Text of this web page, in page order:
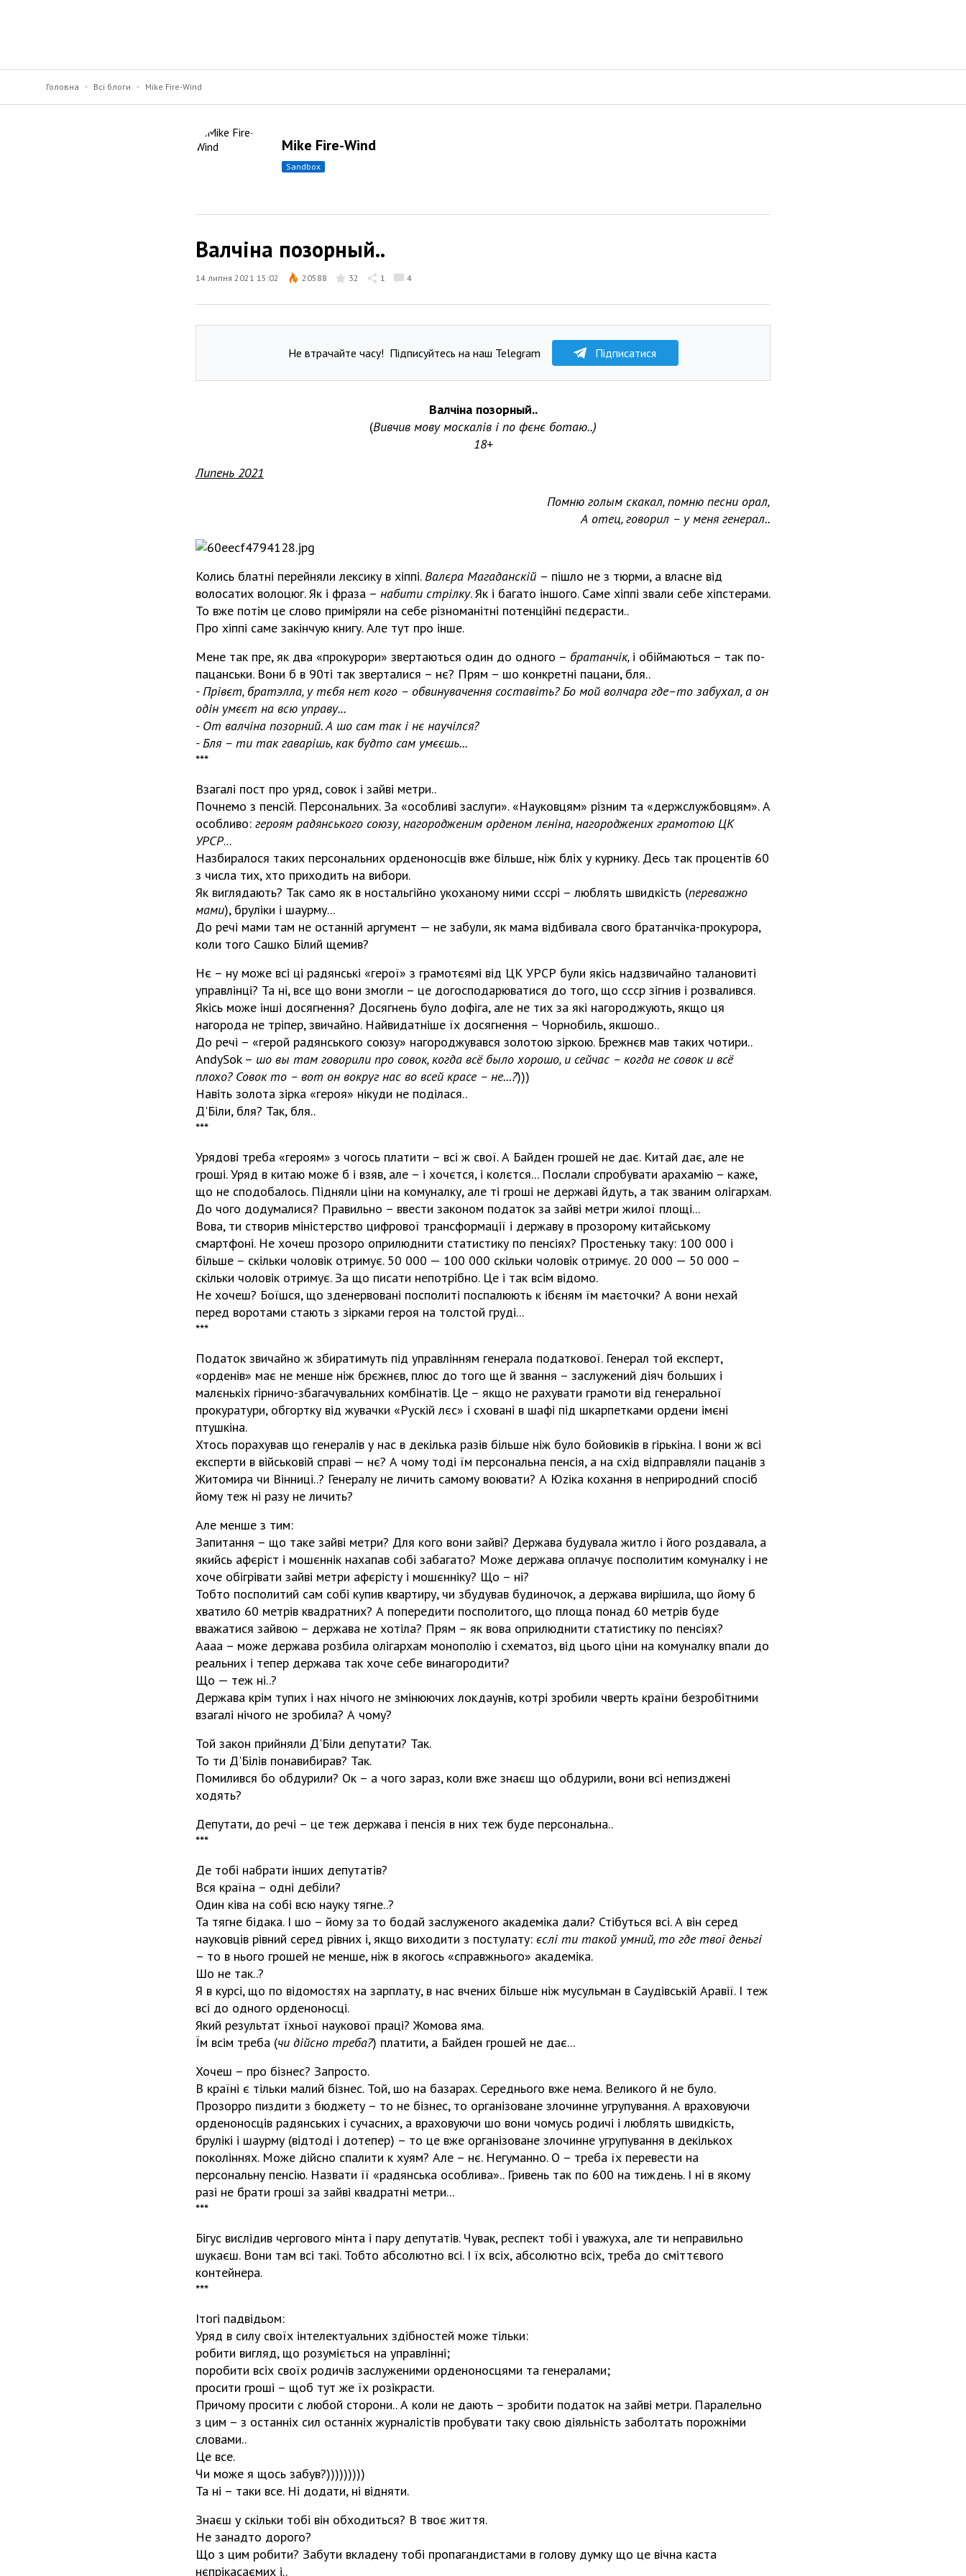
Головна Всі блоги Mike Fire-Wind
Mike Fire-Wind
sandbox
Валчіна позорный..
14 липня 2021 15:02 20588 32 1 4
Не втрачайте часу! Підписуйтесь на наш Telegram Підписатися
Валчіна позорный..
(Вивчив мову москалів і по фєнє ботаю..)
18+
Липень 2021
Помню голым скакал, помню песни орал,
А отец, говорил – у меня генерал..
Колись блатні перейняли лексику в хіппі. Валєра Магаданскій – пішло не з тюрми, а власне від
волосатих волоцюг. Як і фраза – набити стрілку. Як і багато іншого. Саме хіппі звали себе хіпстерами.
То вже потім це слово приміряли на себе різноманітні потенційні пєдєрасти..
Про хіппі саме закінчую книгу. Але тут про інше.
Мене так пре, як два «прокурори» звертаються один до одного – братанчік, і обіймаються – так по-
пацанськи. Вони б в 90ті так зверталися – нє? Прям – шо конкретні пацани, бля..
- Прівєт, братэлла, у тєбя нєт кого – обвинувачення составіть? Бо мой волчара где–то забухал, а он
одін умєєт на всю управу...
- От валчіна позорний. А шо сам так і нє научілся?
- Бля – ти так гаварішь, как будто сам умєєшь...
***
Взагалі пост про уряд, совок і зайві метри..
Почнемо з пенсій. Персональних. За «особливі заслуги». «Науковцям» різним та «держслужбовцям». А
особливо: героям радянського союзу, нагородженим орденом лєніна, нагороджених грамотою ЦК
УРСР...
Назбиралося таких персональних орденоносців вже більше, ніж бліх у курнику. Десь так процентів 60
з числа тих, хто приходить на вибори.
Як виглядають? Так само як в ностальгійно укоханому ними сссрі – люблять швидкість (переважно
мами), бруліки і шаурму...
До речі мами там не останній аргумент — не забули, як мама відбивала свого братанчіка-прокурора,
коли того Сашко Білий щемив?
Нє – ну може всі ці радянські «герої» з грамотєямі від ЦК УРСР були якісь надзвичайно талановиті
управлінці? Та ні, все що вони змогли – це догосподарюватися до того, що ссср зігнив і розвалився.
Якісь може інші досягнення? Досягнень було дофіга, але не тих за які нагороджують, якщо ця
нагорода не тріпер, звичайно. Найвидатніше їх досягнення – Чорнобиль, якшошо..
До речі – «герой радянського союзу» нагороджувався золотою зіркою. Брежнєв мав таких чотири..
AndySok – шо вы там говорили про совок, когда всё было хорошо, и сейчас – когда не совок и всё
плохо? Совок то – вот он вокруг нас во всей красе – не...?)))
Навіть золота зірка «героя» нікуди не поділася..
Д'Біли, бля? Так, бля..
***
Урядові треба «героям» з чогось платити – всі ж свої. А Байден грошей не дає. Китай дає, але не
гроші. Уряд в китаю може б і взяв, але – і хочєтся, і колєтся... Послали спробувати арахамію – каже,
що не сподобалось. Підняли ціни на комуналку, але ті гроші не державі йдуть, а так званим олігархам.
До чого додумалися? Правильно – ввести законом податок за зайві метри жилої площі...
Вова, ти створив міністерство цифрової трансформації і державу в прозорому китайському
смартфоні. Не хочеш прозоро оприлюднити статистику по пенсіях? Простеньку таку: 100 000 і
більше – скільки чоловік отримує. 50 000 — 100 000 скільки чоловік отримує. 20 000 — 50 000 –
скільки чоловік отримує. За що писати непотрібно. Це і так всім відомо.
Не хочеш? Боїшся, що зденервовані посполиті поспалюють к ібєням їм маєточки? А вони нехай
перед воротами стають з зірками героя на толстой груді...
***
Податок звичайно ж збиратимуть під управлінням генерала податкової. Генерал той експерт,
«орденів» має не менше ніж брєжнєв, плюс до того ще й звання – заслужений діяч больших і
малєнькіх гірничо-збагачувальних комбінатів. Це – якщо не рахувати грамоти від генеральної
прокуратури, обгортку від жувачки «Рускій лєс» і сховані в шафі під шкарпетками ордени імєні
птушкіна.
Хтось порахував що генералів у нас в декілька разів більше ніж було бойовиків в гірькіна. І вони ж всі
експерти в військовій справі — нє? А чому тоді їм персональна пенсія, а на схід відправляли пацанів з
Житомира чи Вінниці..? Генералу не личить самому воювати? А Юzіка кохання в неприродний спосіб
йому теж ні разу не личить?
Але менше з тим:
Запитання – що таке зайві метри? Для кого вони зайві? Держава будувала житло і його роздавала, а
якийсь афєріст і мошєннік нахапав собі забагато? Може держава оплачує посполитим комуналку і не
хоче обігрівати зайві метри афєрісту і мошєнніку? Що – ні?
Тобто посполитий сам собі купив квартиру, чи збудував будиночок, а держава вирішила, що йому б
хватило 60 метрів квадратних? А попередити посполитого, що площа понад 60 метрів буде
вважатися зайвою – держава не хотіла? Прям – як вова оприлюднити статистику по пенсіях?
Аааа – може держава розбила олігархам монополію і схематоз, від цього ціни на комуналку впали до
реальних і тепер держава так хоче себе винагородити?
Що — теж ні..?
Держава крім тупих і нах нічого не змінюючих локдаунів, котрі зробили чверть країни безробітними
взагалі нічого не зробила? А чому?
Той закон прийняли Д'Біли депутати? Так.
То ти Д'Білів понавибирав? Так.
Помилився бо обдурили? Ок – а чого зараз, коли вже знаєш що обдурили, вони всі непизджені
ходять?
Депутати, до речі – це теж держава і пенсія в них теж буде персональна..
***
Де тобі набрати інших депутатів?
Вся країна – одні дебіли?
Один ківа на собі всю науку тягне..?
Та тягне бідака. І шо – йому за то бодай заслуженого академіка дали? Стібуться всі. А він серед
науковців рівний серед рівних і, якщо виходити з постулату: єслі ти такой умний, то где твої деньгі
– то в нього грошей не менше, ніж в якогось «справжнього» академіка.
Шо не так..?
Я в курсі, що по відомостях на зарплату, в нас вчених більше ніж мусульман в Саудівській Аравії. І теж
всі до одного орденоносці.
Який результат їхньої наукової праці? Жомова яма.
Їм всім треба (чи дійсно треба?) платити, а Байден грошей не дає...
Хочеш – про бізнес? Запросто.
В країні є тільки малий бізнес. Той, шо на базарах. Середнього вже нема. Великого й не було.
Прозорро пиздити з бюджету – то не бізнес, то організоване злочинне угрупування. А враховуючи
орденоносців радянських і сучасних, а враховуючи шо вони чомусь родичі і люблять швидкість,
брулікі і шаурму (відтоді і дотепер) – то це вже організоване злочинне угрупування в декількох
поколіннях. Може дійсно спалити к хуям? Але – нє. Негуманно. О – треба їх перевести на
персональну пенсію. Назвати її «радянська особлива».. Гривень так по 600 на тиждень. І ні в якому
разі не брати гроші за зайві квадратні метри...
***
Бігус вислідив чергового мінта і пару депутатів. Чувак, респект тобі і уважуха, але ти неправильно
шукаєш. Вони там всі такі. Тобто абсолютно всі. І їх всіх, абсолютно всіх, треба до сміттєвого
контейнера.
***
Ітогі падвідьом:
Уряд в силу своїх інтелектуальних здібностей може тільки:
робити вигляд, що розуміється на управлінні;
поробити всіх своїх родичів заслуженими орденоносцями та генералами;
просити гроші – щоб тут же їх розікрасти.
Причому просити с любой сторони.. А коли не дають – зробити податок на зайві метри. Паралельно
з цим – з останніх сил останніх журналістів пробувати таку свою діяльність заболтать порожніми
словами..
Це все.
Чи може я щось забув?)))))))))
Та ні – таки все. Ні додати, ні відняти.
Знаєш у скільки тобі він обходиться? В твоє життя.
Не занадто дорого?
Що з цим робити? Забути вкладену тобі пропагандистами в голову думку що це вічна каста
нєпрікасаємих і..